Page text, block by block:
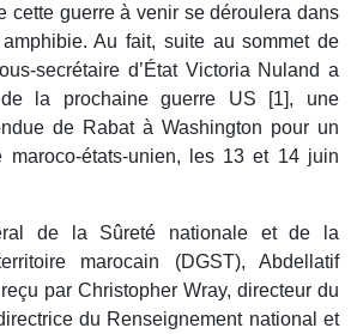
cette guerre à venir se déroulera dans
Au fait, suite au sommet de
secrétaire d’État Victoria Nuland a
la prochaine guerre US [1], une
de Rabat à Washington pour un
maroco-états-unien, les 13 et 14 juin
de la Sûreté nationale et de la
marocain (DGST), Abdellatif
par Christopher Wray, directeur du
du Renseignement national et